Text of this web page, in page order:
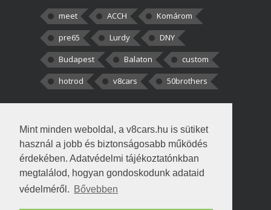
Mint minden weboldal, a v8cars.hu is sütiket
használ a jobb és biztonságosabb működés
érdekében. Adatvédelmi tájékoztatónkban
megtalálod, hogyan gondoskodunk adataid
védelméről. Bővebben
meet ACCH
Komárom
pre65
Lurdy
DNY
Budapest
Balaton
custom
hotrod
v8cars 50brothers
kortisz:Elszúrtam! Én csak két
darabbaal számoltam. Nem tudtam, hogy fél autót,
Béke:
!fasza Örültem is nagyon, amikor